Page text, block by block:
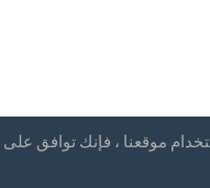
موقعنا ، فإنك توافق على